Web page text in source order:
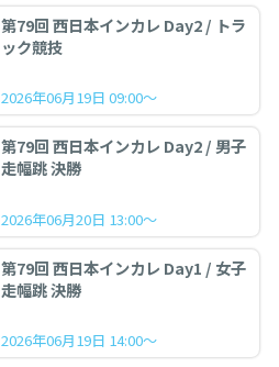
第79回 西日本インカレ Day2 / トラ
ック競技
2026年06月19日 09:00～
第79回 西日本インカレ Day2 / 男子
走幅跳 決勝
2026年06月20日 13:00～
第79回 西日本インカレ Day1 / 女子
走幅跳 決勝
2026年06月19日 14:00～